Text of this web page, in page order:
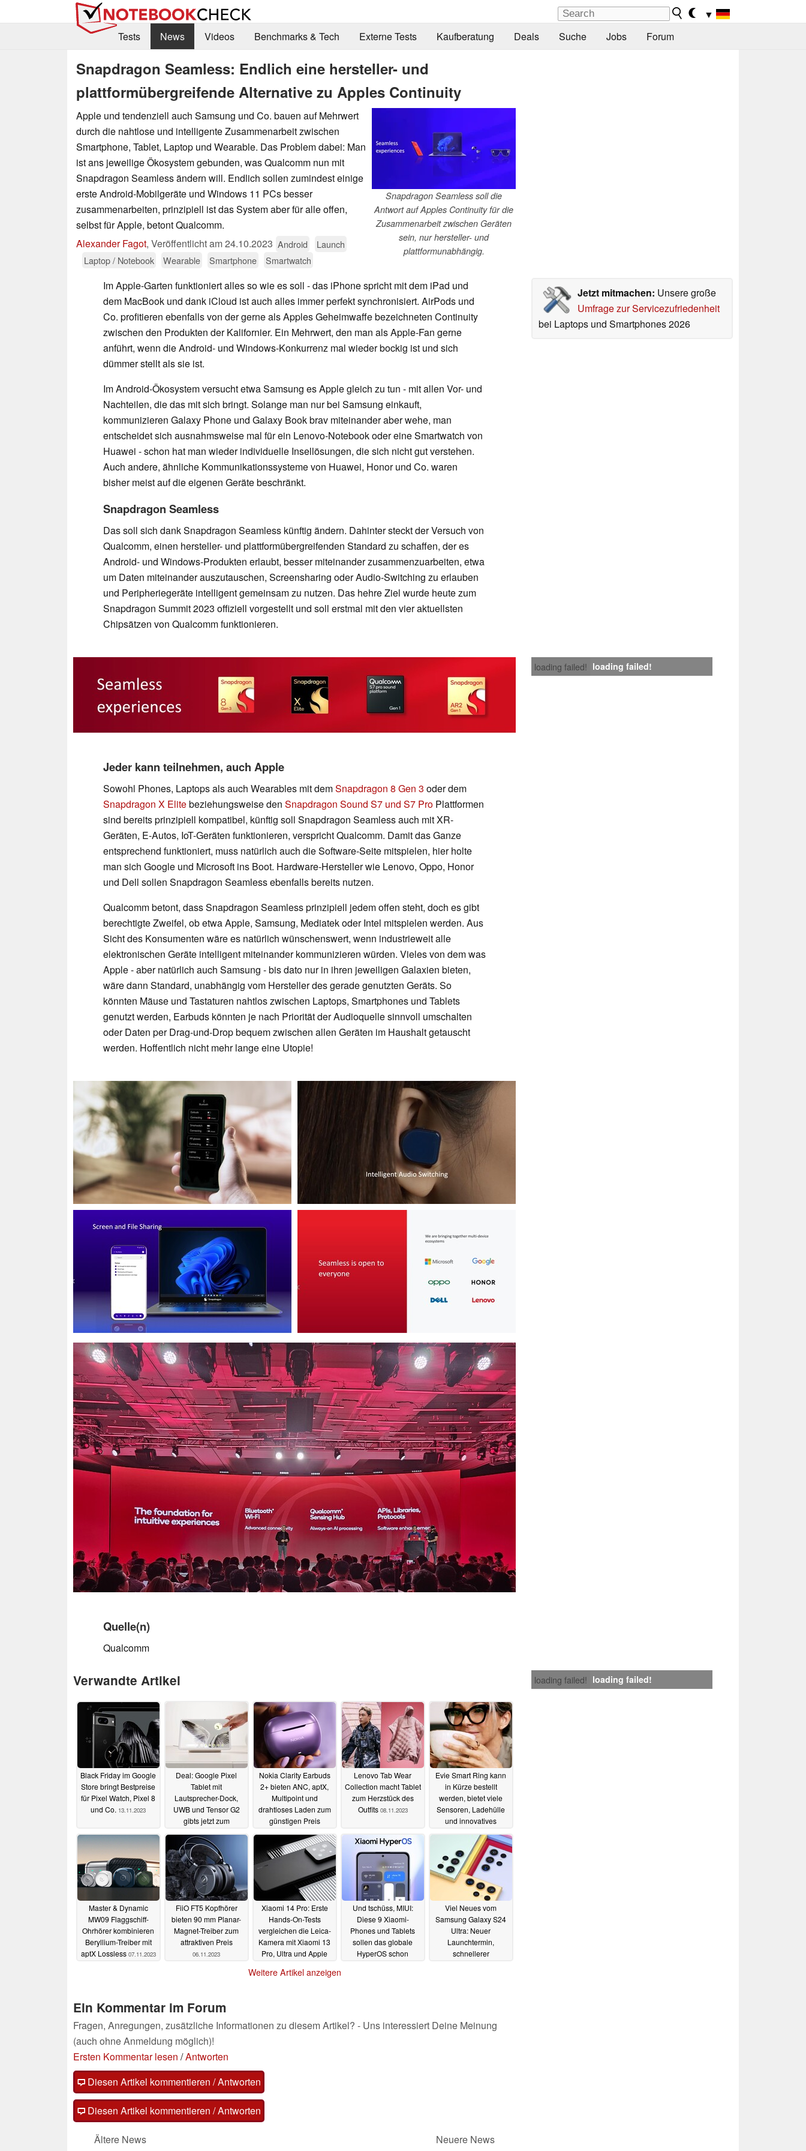
▼
Tests
News Videos Benchmarks & Tech Externe Tests Kaufberatung Deals Suche Jobs Forum
Snapdragon Seamless: Endlich eine hersteller- und
plattformübergreifende Alternative zu Apples Continuity
Snapdragon Seamless soll die
Antwort auf Apples Continuity für die
Zusammenarbeit zwischen Geräten
sein, nur hersteller- und
plattformunabhängig.
Apple und tendenziell auch Samsung und Co. bauen auf Mehrwert
durch die nahtlose und intelligente Zusammenarbeit zwischen
Smartphone, Tablet, Laptop und Wearable. Das Problem dabei: Man
ist ans jeweilige Ökosystem gebunden, was Qualcomm nun mit
Snapdragon Seamless ändern will. Endlich sollen zumindest einige
erste Android-Mobilgeräte und Windows 11 PCs besser
zusammenarbeiten, prinzipiell ist das System aber für alle offen,
selbst für Apple, betont Qualcomm.
Alexander Fagot, Veröffentlicht am24.10.2023 Android
Launch
Laptop / Notebook
Wearable Smartphone Smartwatch
Jetzt mitmachen: Unsere große
Umfrage zur Servicezufriedenheit
bei Laptops und Smartphones 2026
Im Apple-Garten funktioniert alles so wie es soll - das iPhone spricht mit dem iPad und
dem MacBook und dank iCloud ist auch alles immer perfekt synchronisiert. AirPods und
Co. profitieren ebenfalls von der gerne als Apples Geheimwaffe bezeichneten Continuity
zwischen den Produkten der Kalifornier. Ein Mehrwert, den man als Apple-Fan gerne
anführt, wenn die Android- und Windows-Konkurrenz mal wieder bockig ist und sich
dümmer stellt als sie ist.
Im Android-Ökosystem versucht etwa Samsung es Apple gleich zu tun - mit allen Vor- und
Nachteilen, die das mit sich bringt. Solange man nur bei Samsung einkauft,
kommunizieren Galaxy Phone und Galaxy Book brav miteinander aber wehe, man
entscheidet sich ausnahmsweise mal für ein Lenovo-Notebook oder eine Smartwatch von
Huawei - schon hat man wieder individuelle Insellösungen, die sich nicht gut verstehen.
Auch andere, ähnliche Kommunikationssysteme von Huawei, Honor und Co. waren
bisher meist auf die eigenen Geräte beschränkt.
Snapdragon Seamless
Das soll sich dank Snapdragon Seamless künftig ändern. Dahinter steckt der Versuch von
Qualcomm, einen hersteller- und plattformübergreifenden Standard zu schaffen, der es
Android- und Windows-Produkten erlaubt, besser miteinander zusammenzuarbeiten, etwa
um Daten miteinander auszutauschen, Screensharing oder Audio-Switching zu erlauben
und Peripheriegeräte intelligent gemeinsam zu nutzen. Das hehre Ziel wurde heute zum
Snapdragon Summit 2023 offiziell vorgestellt und soll erstmal mit den vier aktuellsten
Chipsätzen von Qualcomm funktionieren.
loading failed! loading failed!
Jeder kann teilnehmen, auch Apple
Sowohl Phones, Laptops als auch Wearables mit demSnapdragon 8 Gen 3 oder dem
Snapdragon X Elitebeziehungsweise den Snapdragon Sound S7 und S7 Pro Plattformen
sind bereits prinzipiell kompatibel, künftig soll Snapdragon Seamless auch mit XR-
Geräten, E-Autos, IoT-Geräten funktionieren, verspricht Qualcomm. Damit das Ganze
entsprechend funktioniert, muss natürlich auch die Software-Seite mitspielen, hier holte
man sich Google und Microsoft ins Boot. Hardware-Hersteller wie Lenovo, Oppo, Honor
und Dell sollen Snapdragon Seamless ebenfalls bereits nutzen.
Qualcomm betont, dass Snapdragon Seamless prinzipiell jedem offen steht, doch es gibt
berechtigte Zweifel, ob etwa Apple, Samsung, Mediatek oder Intel mitspielen werden. Aus
Sicht des Konsumenten wäre es natürlich wünschenswert, wenn industrieweit alle
elektronischen Geräte intelligent miteinander kommunizieren würden. Vieles von dem was
Apple - aber natürlich auch Samsung - bis dato nur in ihren jeweiligen Galaxien bieten,
wäre dann Standard, unabhängig vom Hersteller des gerade genutzten Geräts. So
könnten Mäuse und Tastaturen nahtlos zwischen Laptops, Smartphones und Tablets
genutzt werden, Earbuds könnten je nach Priorität der Audioquelle sinnvoll umschalten
oder Daten per Drag-und-Drop bequem zwischen allen Geräten im Haushalt getauscht
werden. Hoffentlich nicht mehr lange eine Utopie!
Quelle(n)
Qualcomm
loading failed! loading failed!
Verwandte Artikel
Black Friday im Google
Store bringt Bestpreise
für Pixel Watch, Pixel 8
und Co. 13.11.2023
Deal: Google Pixel
Tablet mit
Lautsprecher-Dock,
UWB und Tensor G2
gibts jetzt zum
13.11.2023
Nokia Clarity Earbuds
2+ bieten ANC, aptX,
Multipoint und
drahtloses Laden zum
günstigen Preis
10.11.2023
Lenovo Tab Wear
Collection macht Tablet
zum Herzstück des
Outfits 08.11.2023
Evie Smart Ring kann
in Kürze bestellt
werden, bietet viele
Sensoren, Ladehülle
und innovatives
07.11.2023
Master & Dynamic
MW09 Flaggschiff-
Ohrhörer kombinieren
Beryllium-Treiber mit
aptX Lossless 07.11.2023
FiiO FT5 Kopfhörer
bieten 90 mm Planar-
Magnet-Treiber zum
attraktiven Preis
06.11.2023
Xiaomi 14 Pro: Erste
Hands-On-Tests
vergleichen die Leica-
Kamera mit Xiaomi 13
Pro, Ultra und Apple
05.11.2023
Und tschüss, MIUI:
Diese 9 Xiaomi-
Phones und Tablets
sollen das globale
HyperOS schon
Viel Neues vom
Samsung Galaxy S24
Ultra: Neuer
Launchtermin,
schnellerer
Weitere Artikel anzeigen
Ein Kommentar im Forum
Fragen, Anregungen, zusätzliche Informationen zu diesem Artikel? - Uns interessiert Deine Meinung
(auch ohne Anmeldung möglich)!
Ersten Kommentar lesen /Antworten
Diesen Artikel kommentieren / Antworten
Diesen Artikel kommentieren / Antworten
Ältere News
Neuere News